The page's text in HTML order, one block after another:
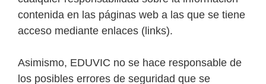
contenida en las páginas web a las que se tiene
acceso mediante enlaces (links).
Asimismo, EDUVIC no se hace responsable de
los posibles errores de seguridad que se